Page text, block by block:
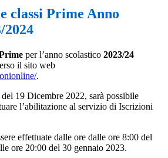
classi Prime Anno
2024
per l’anno scolastico 2023/24
il sito web
.
19 Dicembre 2022, sarà possibile
l’abilitazione al servizio di Iscrizioni
effettuate dalle ore dalle ore 8:00 del
ore 20:00 del 30 gennaio 2023.